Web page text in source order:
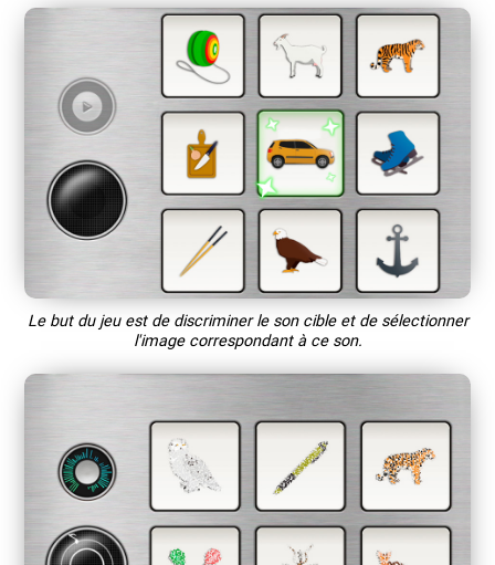
Le but du jeu est de discriminer le son cible et de sélectionner
l'image correspondant à ce son.